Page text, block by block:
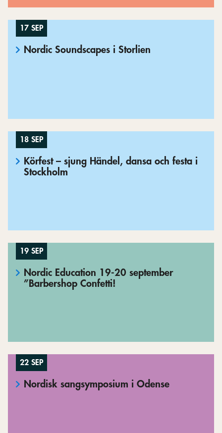
17 SEP
Nordic Soundscapes i Storlien
18 SEP
Körfest – sjung Händel, dansa och festa i
Stockholm
19 SEP
Nordic Education 19-20 september
”Barbershop Confetti!
22 SEP
Nordisk sangsymposium i Odense